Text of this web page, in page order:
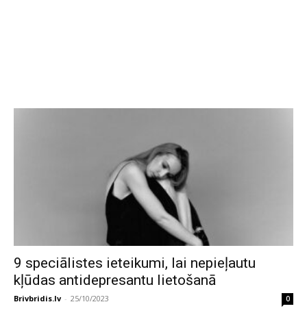
9 speciālistes ieteikumi, lai nepieļautu
kļūdas antidepresantu lietošanā
Brivbridis.lv - 25/10/2023 0